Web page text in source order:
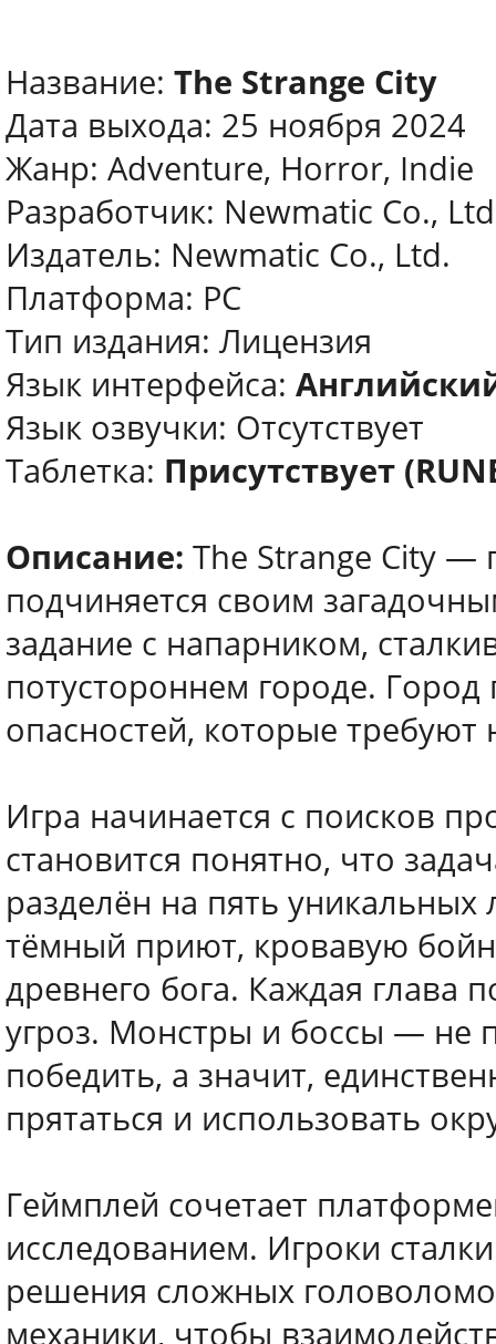
Название: The Strange City
Дата выхода: 25 ноября 2024
Жанр: Adventure, Horror, Indie
Разработчик: Newmatic Co.,
Издатель: Newmatic Co., Ltd.
Платформа: PC
Тип издания: Лицензия
Язык интерфейса:
Язык озвучки: Отсутствует
Таблетка: Присутствует
Описание: The Strange City —
подчиняется своим
задание с напарником,
потустороннем городе.
опасностей, которые требуют
Игра начинается с поисков
становится понятно, что
разделён на пять
тёмный приют, кровавую
древнего бога. Каждая глава
угроз. Монстры и боссы — не
победить, а значит,
прятаться и использовать
Геймплей сочетает
исследованием. Игроки
решения сложных
механики, чтобы